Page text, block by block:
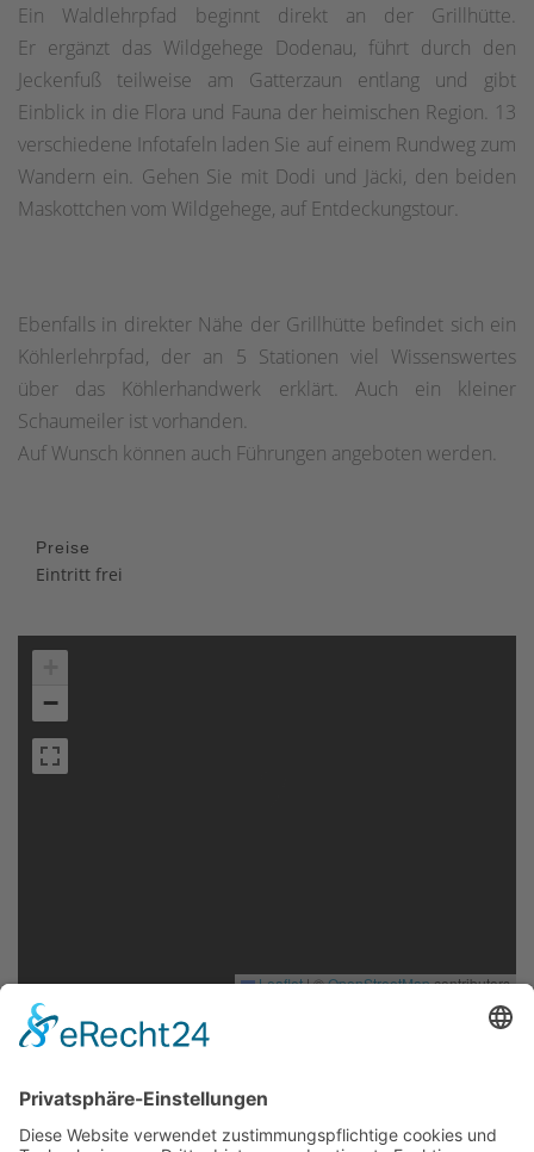
Ein Waldlehrpfad beginnt direkt an der Grillhütte.
Er ergänzt das Wildgehege Dodenau, führt durch den
Jeckenfuß teilweise am Gatterzaun entlang und gibt
Einblick in die Flora und Fauna der heimischen Region. 13
verschiedene Infotafeln laden Sie auf einem Rundweg zum
Wandern ein. Gehen Sie mit Dodi und Jäcki, den beiden
Maskottchen vom Wildgehege, auf Entdeckungstour.
Ebenfalls in direkter Nähe der Grillhütte befindet sich ein
Köhlerlehrpfad, der an 5 Stationen viel Wissenswertes
über das Köhlerhandwerk erklärt. Auch ein kleiner
Schaumeiler ist vorhanden.
Auf Wunsch können auch Führungen angeboten werden.
Preise
Eintritt frei
−
Leaflet|©OpenStreetMapcontributors